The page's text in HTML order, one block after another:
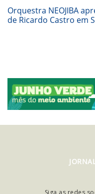
Orquestra NEOJIBA
de Ricardo Castro em